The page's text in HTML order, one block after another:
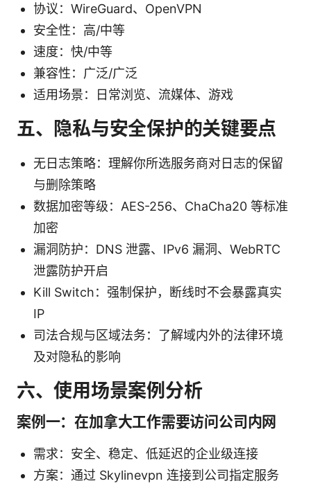
协议：WireGuard、OpenVPN
安全性：高/中等
速度：快/中等
兼容性：广泛/广泛
适用场景：日常浏览、流媒体、游戏
五、隐私与安全保护的关键要点
无日志策略：理解你所选服务商对日志的保留
与删除策略
数据加密等级：AES-256、ChaCha20 等标准
加密
漏洞防护：DNS 泄露、IPv6 漏洞、WebRTC
泄露防护开启
Kill Switch：强制保护，断线时不会暴露真实
IP
司法合规与区域法务：了解域内外的法律环境
及对隐私的影响
六、使用场景案例分析
案例一：在加拿大工作需要访问公司内网
需求：安全、稳定、低延迟的企业级连接
方案：通过 Skylinevpn 连接到公司指定服务